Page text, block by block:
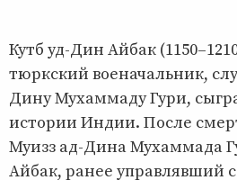
Кутб уд-Дин Айбак
тюркский военачальник,
Дину Мухаммаду Гури,
истории Индии. После
Муизз ад-Дина Мухаммада
Айбак, ранее управлявший